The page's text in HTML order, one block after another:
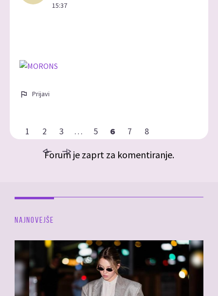
15:37
Prijavi
1 2 3 … 5 6 7 8
Forum je zaprt za komentiranje.
NAJNOVEJŠE